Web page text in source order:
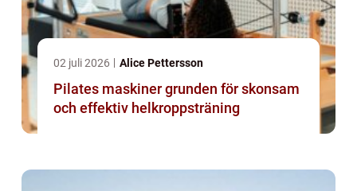
02 juli 2026 Alice Pettersson
Pilates maskiner grunden för skonsam
och effektiv helkroppsträning